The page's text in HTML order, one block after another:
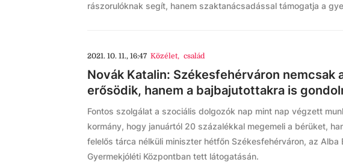
rászorulóknak segít, hanem szaktanácsadással támogatja a
2021. 10. 11., 16:47 Közélet, család
Novák Katalin: Székesfehérváron nemcsak
erősödik, hanem a bajbajutottakra is
Fontos szolgálat a szociális dolgozók nap mint nap végzett
kormány, hogy januártól 20 százalékkal megemeli a bérüket,
felelős tárca nélküli miniszter hétfőn Székesfehérváron, az Alba
Gyermekjóléti Központban tett látogatásán.